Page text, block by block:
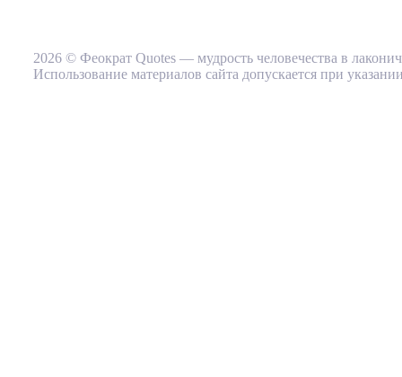
2026 © Феократ Quotes — мудрость человечества в
Использование материалов сайта допускается при